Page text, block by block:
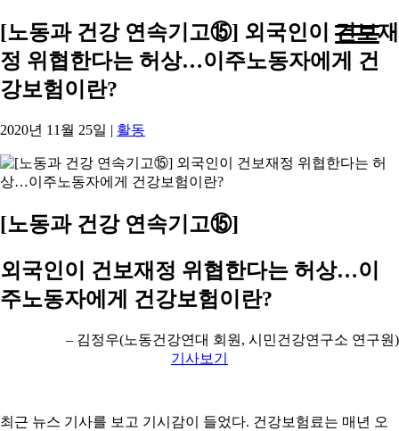
[노동과 건강 연속기고⑮] 외국인이 건보재
정 위협한다는 허상…이주노동자에게 건
강보험이란?
2020년 11월 25일 | 활동
[노동과 건강 연속기고⑮]
외국인이 건보재정 위협한다는 허상…이
주노동자에게 건강보험이란?
– 김정우(노동건강연대 회원, 시민건강연구소 연구원)
기사보기
최근 뉴스 기사를 보고 기시감이 들었다. 건강보험료는 매년 오